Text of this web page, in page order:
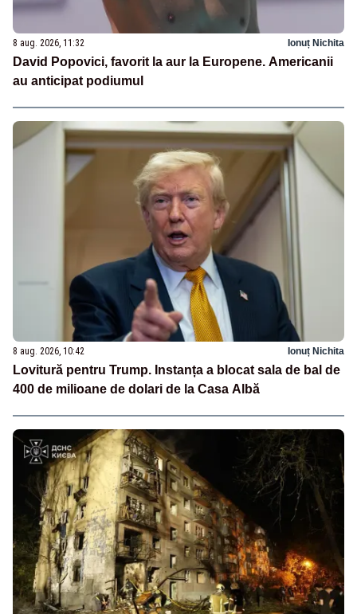
8 aug. 2026, 11:32 Ionuț Nichita
David Popovici, favorit la aur la Europene. Americanii
au anticipat podiumul
8 aug. 2026, 10:42 Ionuț Nichita
Lovitură pentru Trump. Instanța a blocat sala de bal de
400 de milioane de dolari de la Casa Albă